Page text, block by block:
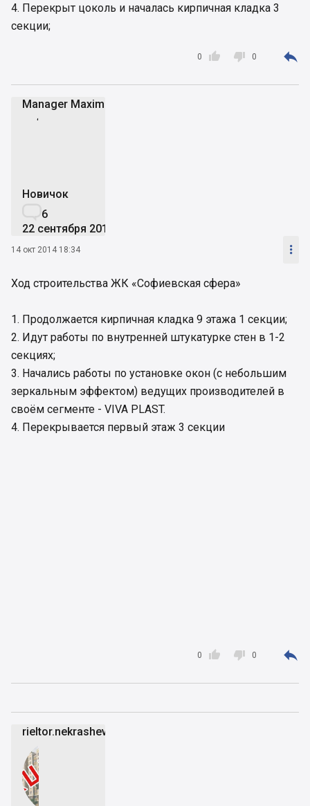
4. Перекрыт цоколь и началась кирпичная кладка 3
секции;

0  0 
Manager Maxim
MM
Новичок
6
22 сентября 2014
14 окт 2014 18:34 
Ход строительства ЖК «Софиевская сфера»
1. Продолжается кирпичная кладка 9 этажа 1 секции;
2. Идут работы по внутренней штукатурке стен в 1-2
секциях;
3. Начались работы по установке окон (с небольшим
зеркальным эффектом) ведущих производителей в
своём сегменте - VIVA PLAST.
4. Перекрывается первый этаж 3 секции

0  0 
rieltor.nekrashevich